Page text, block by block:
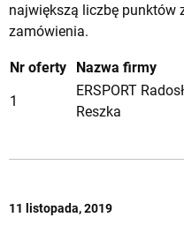
największą liczbę punktów
zamówienia.
Nr oferty Nazwa firmy
1
ERSPORT
Reszka
11 listopada, 2019